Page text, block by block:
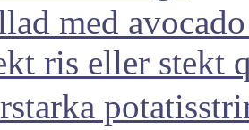
med
ris eller stekt